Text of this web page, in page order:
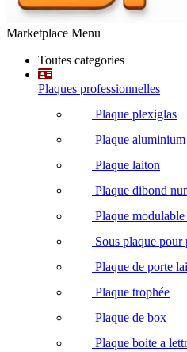
Marketplace Menu
Toutes categories
Plaques professionnelles
Plaque plexiglas
Plaque aluminium
Plaque laiton
Plaque dibond
Plaque
Sous plaque pour
Plaque de porte
Plaque trophée
Plaque de box
Plaque boite a